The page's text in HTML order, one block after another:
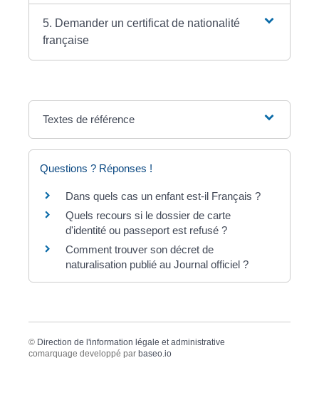
5. Demander un certificat de nationalité
française
Textes de référence
Questions ? Réponses !
Dans quels cas un enfant est-il Français ?
Quels recours si le dossier de carte
d'identité ou passeport est refusé ?
Comment trouver son décret de
naturalisation publié au Journal officiel ?
© Direction de l'information légale et administrative
comarquage developpé par baseo.io